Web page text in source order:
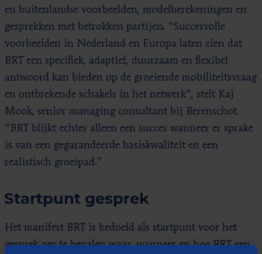
en buitenlandse voorbeelden, modelberekeningen en
gesprekken met betrokken partijen. “Succesvolle
voorbeelden in Nederland en Europa laten zien dat
BRT een specifiek, adaptief, duurzaam en flexibel
antwoord kan bieden op de groeiende mobiliteitsvraag
en ontbrekende schakels in het netwerk”, stelt Kaj
Mook, senior managing consultant bij Berenschot.
“BRT blijkt echter alleen een succes wanneer er sprake
is van een gegarandeerde basiskwaliteit en een
realistisch groeipad.”
Startpunt gesprek
Het manifest BRT is bedoeld als startpunt voor het
gesprek om te bepalen waar, wanneer en hoe BRT een